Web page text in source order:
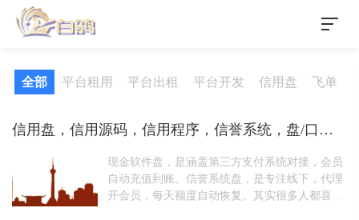
全部 平台租用 平台出租 平台开发 信用盘 飞单
信用盘，信用源码，信用程序，信誉系统，盘/口出
现金软件盘，是涵盖第三方支付系统对接，会员
自动充值到账。信誉系统盘，是专注线下，代理
开会员，每天额度自动恢复。其实很多人都喜欢